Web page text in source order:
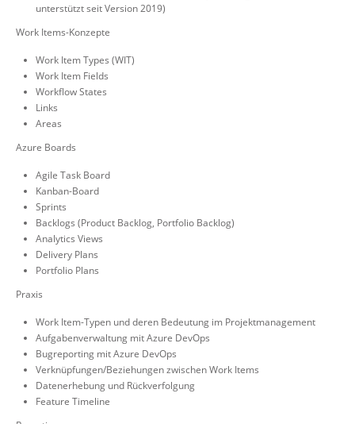
unterstützt seit Version 2019)
Work Items-Konzepte
Work Item Types (WIT)
Work Item Fields
Workflow States
Links
Areas
Azure Boards
Agile Task Board
Kanban-Board
Sprints
Backlogs (Product Backlog, Portfolio Backlog)
Analytics Views
Delivery Plans
Portfolio Plans
Praxis
Work Item-Typen und deren Bedeutung im Projektmanagement
Aufgabenverwaltung mit Azure DevOps
Bugreporting mit Azure DevOps
Verknüpfungen/Beziehungen zwischen Work Items
Datenerhebung und Rückverfolgung
Feature Timeline